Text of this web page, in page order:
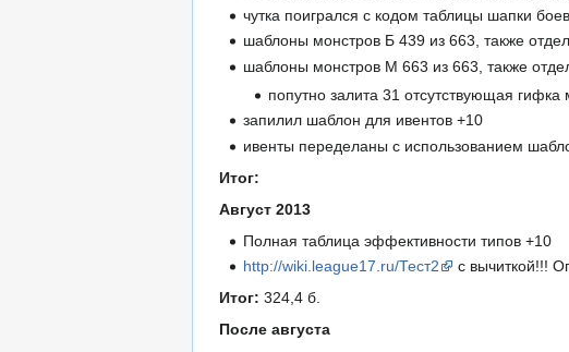
чутка поигрался с кодом таблицы шапки
шаблоны монстров Б 439 из 663, также
шаблоны монстров М 663 из 663, также
попутно залита 31 отсутствующая
запилил шаблон для ивентов +10
ивенты переделаны с использованием
Итог:
Август 2013
Полная таблица эффективности типов +10
http://wiki.league17.ru/Тест2
с вычиткой!!!
Итог: 324,4 б.
После августа